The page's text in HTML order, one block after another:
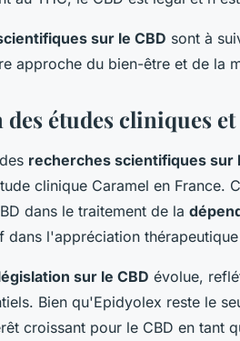
sur le CBD sont à
approche du bien-être et de la
études cliniques
recherches scientifiques sur
clinique Caramel en France.
dans le traitement de la
dans l'appréciation
sur le CBD évolue,
Bien qu'Epidyolex reste le
croissant pour le CBD en tant